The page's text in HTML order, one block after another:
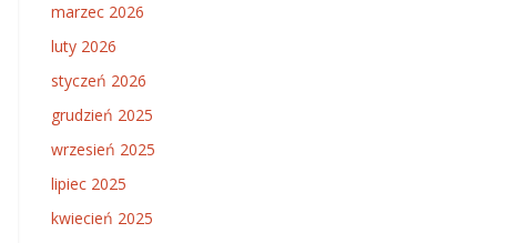
marzec 2026
luty 2026
styczeń 2026
grudzień 2025
wrzesień 2025
lipiec 2025
kwiecień 2025